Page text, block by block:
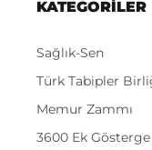
KATEGORİLER
Sağlık-Sen
Türk Tabipler
Memur Zammı
3600 Ek Gösterge